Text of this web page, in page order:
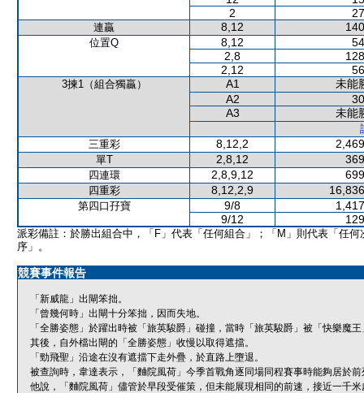
2
連贏 8,12
位置Q 8,12
2,8
2,12
3揀1（組合獨贏） A1
未能
A2
A3
未能
三重彩
8,12,2
單T 2,8,12
四連環 2,8,9,12
四重彩 8,12,2,9
第四口孖寶 9/8
9/12
派彩備註：於勝出組合中，「F」代表「任何組合」；「M」則代表「任何
序」。
競賽事件報告
「新威龍」出閘笨拙。
「曾幾何時」出閘十分笨拙，因而失地。
「全勝姿態」於躍出時被「旅英駿爵」碰撞，當時「旅英駿爵」被「快樂魔
其後，自外檔出閘的「全勝姿態」收慢以取得遮擋。
「勁飛聖」沿途在沒有遮擋下走外疊，於直路上墮退。
被查詢時，韋達表示，「麯院風荷」今季首戰角逐同場同程賽事時能夠居於
他說，「麯院風荷」儘管於早段受催策，但未能展現相同的前速，接近一千